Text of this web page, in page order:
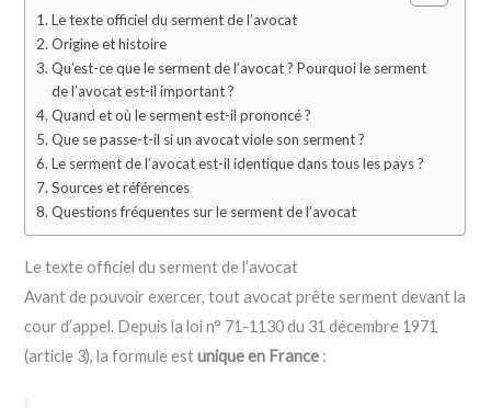
Le texte officiel du serment de l’avocat
Origine et histoire
Qu’est-ce que le serment de l’avocat ? Pourquoi le serment
de l’avocat est-il important ?
Quand et où le serment est-il prononcé ?
Que se passe-t-il si un avocat viole son serment ?
Le serment de l’avocat est-il identique dans tous les pays ?
Sources et références
Questions fréquentes sur le serment de l’avocat
Le texte officiel du serment de l’avocat
Avant de pouvoir exercer, tout avocat prête serment devant la
cour d’appel. Depuis la loi n° 71-1130 du 31 décembre 1971
(article 3), la formule estunique en France :